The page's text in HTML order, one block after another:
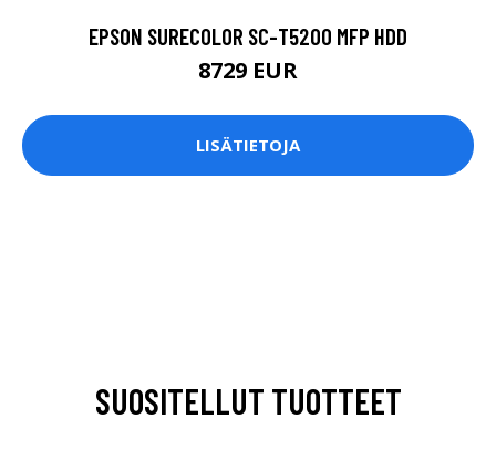
EPSON SURECOLOR SC-T5200 MFP HDD
8729 EUR
LISÄTIETOJA
SUOSITELLUT TUOTTEET